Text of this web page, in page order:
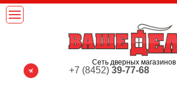
Сеть дверных магазинов
+7 (8452)39-77-68